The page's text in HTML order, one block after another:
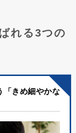
れる3つの
「きめ細やかな